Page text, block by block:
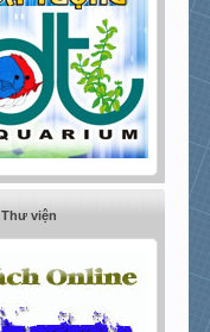
Thư viện